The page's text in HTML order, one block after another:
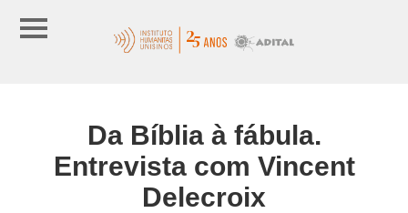
Da Bíblia à fábula.
Entrevista com Vincent
Delecroix